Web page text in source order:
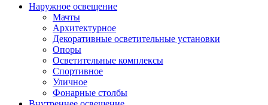
Наружное освещение
Мачты
Архитектурное
Декоративные осветительные установки
Опоры
Осветительные комплексы
Спортивное
Уличное
Фонарные столбы